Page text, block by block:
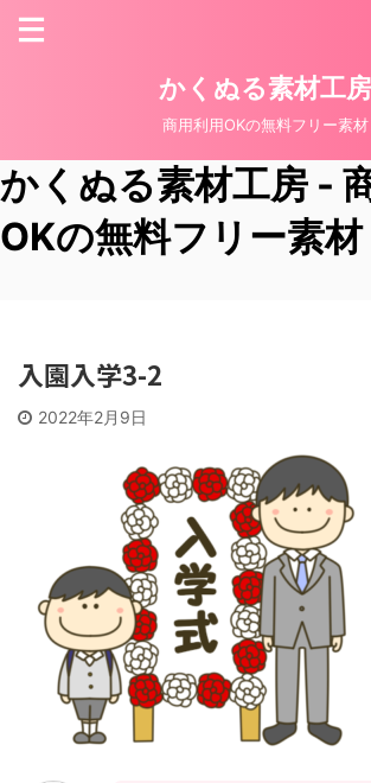
かくぬる素材工房
商用利用OKの無料フリー素材
かくぬる素材工房 -
OKの無料フリー素材
入園入学3-2
2022年2月9日